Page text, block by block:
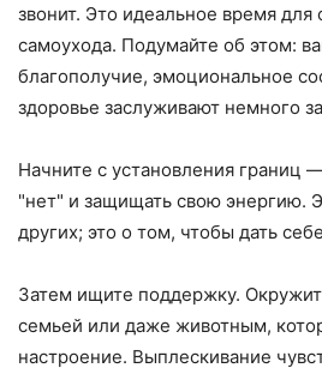
звонит. Это идеальное время для
самоухода. Подумайте об этом:
благополучие, эмоциональное
здоровье заслуживают немного
Начните с установления границ
"нет" и защищать свою энергию.
других; это о том, чтобы дать
Затем ищите поддержку.
семьей или даже животным,
настроение. Выплескивание